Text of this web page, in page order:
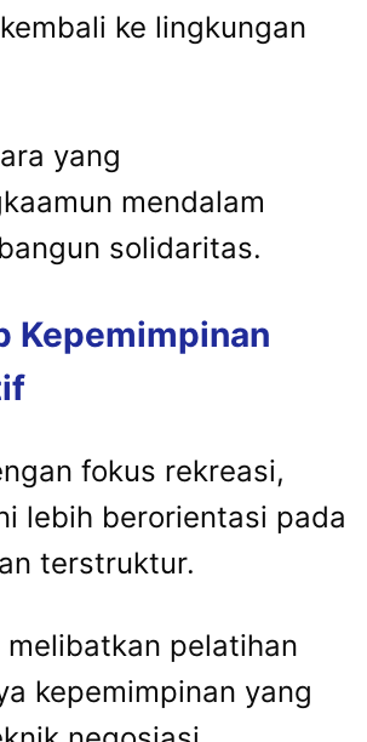
ke lingkungan
yang
mendalam
solidaritas.
Kepemimpinan
fokus rekreasi,
lebih berorientasi pada
terstruktur.
melibatkan pelatihan
kepemimpinan yang